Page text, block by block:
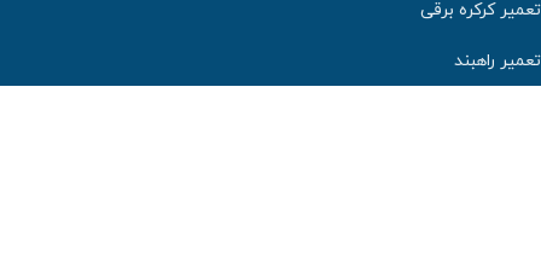
تعمیر کرکره برقی
تعمیر راهبند